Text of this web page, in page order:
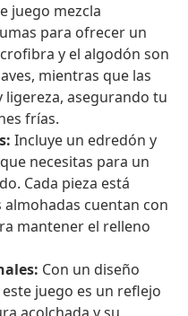
juego mezcla
para ofrecer un
y el algodón son
mientras que las
ligereza, asegurando tu
frías.
Incluye un edredón y
necesitas para un
Cada pieza está
almohadas cuentan con
mantener el relleno
Con un diseño
juego es un reflejo